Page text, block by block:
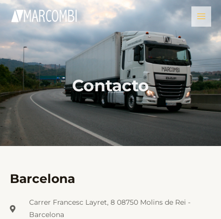
Ir
contenido
Main
Contacto
Barcelona
Carrer Francesc Layret, 8 08750 Molins de Rei -
Barcelona